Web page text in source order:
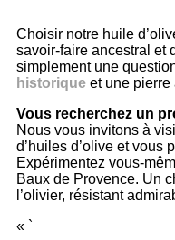
Choisir notre huile
savoir-faire ancestral et
simplement une
historique et une pierre
Vous recherchez un
Nous vous invitons à
d’huiles d’olive et vous
Expérimentez vous-
Baux de Provence. Un
l’olivier, résistant
« `